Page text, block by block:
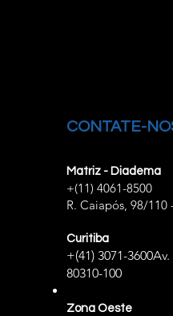
CONTATE-
Matriz - Diadema
+(11) 4061-8500
R. Caiapós, 98/110
Curitiba
+(41) 3071-3600
80310-100
Zona Oeste